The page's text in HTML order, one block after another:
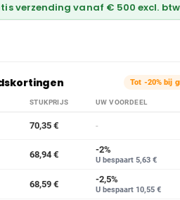
verzending vanaf € 500 excl.
Tot -20% bij
STUKPRIJS UW VOORDEEL
70,35 € -
68,94 € -2%
U bespaart 5,63 €
68,59 € -2,5%
U bespaart 10,55 €